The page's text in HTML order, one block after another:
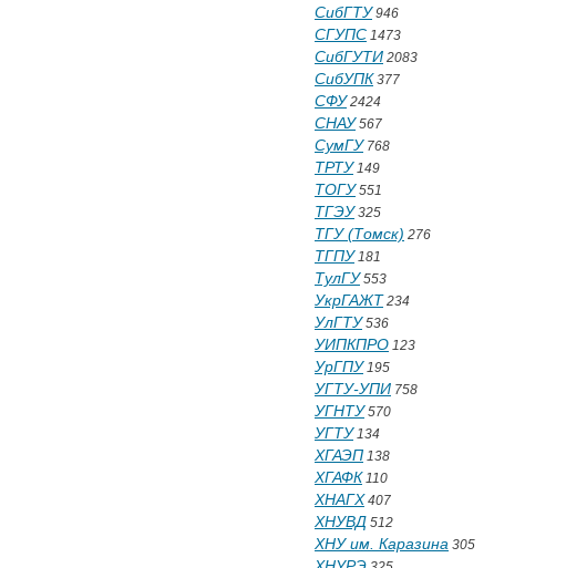
СибГТУ946
СГУПС 1473
СибГУТИ 2083
СибУПК 377
СФУ2424
СНАУ567
СумГУ768
ТРТУ149
ТОГУ551
ТГЭУ325
ТГУ (Томск) 276
ТГПУ181
ТулГУ553
УкрГАЖТ 234
УлГТУ536
УИПКПРО 123
УрГПУ195
УГТУ-УПИ 758
УГНТУ570
УГТУ134
ХГАЭП 138
ХГАФК 110
ХНАГХ 407
ХНУВД 512
ХНУ им. Каразина 305